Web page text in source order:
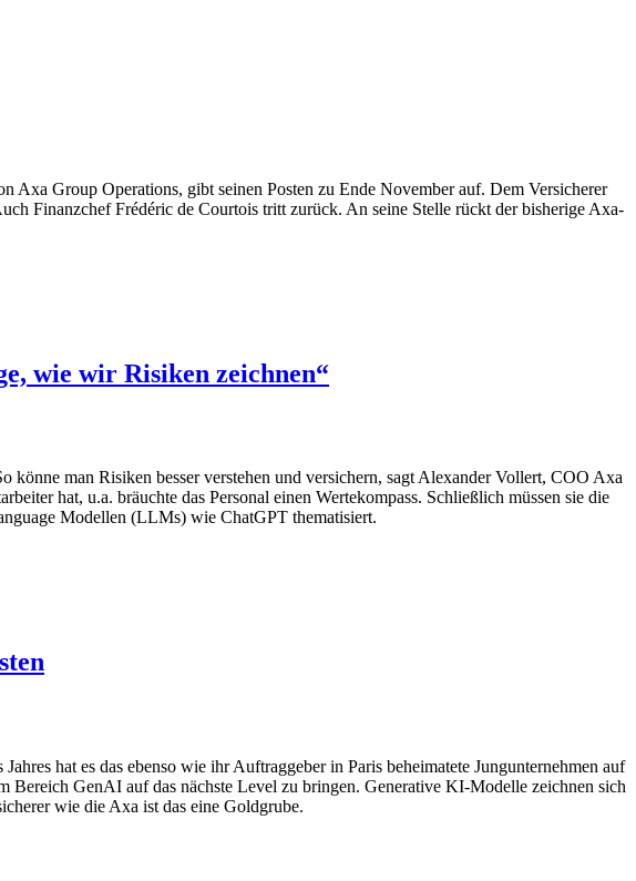
Group Operations, gibt seinen Posten zu Ende November auf. Dem Versicherer
Finanzchef Frédéric de Courtois tritt zurück. An seine Stelle rückt der bisherige Axa-
wie wir Risiken zeichnen“
man Risiken besser verstehen und versichern, sagt Alexander Vollert, COO Axa
hat, u.a. bräuchte das Personal einen Wertekompass. Schließlich müssen sie die
Modellen (LLMs) wie ChatGPT thematisiert.
hat es das ebenso wie ihr Auftraggeber in Paris beheimatete Jungunternehmen auf
GenAI auf das nächste Level zu bringen. Generative KI-Modelle zeichnen sich
wie die Axa ist das eine Goldgrube.